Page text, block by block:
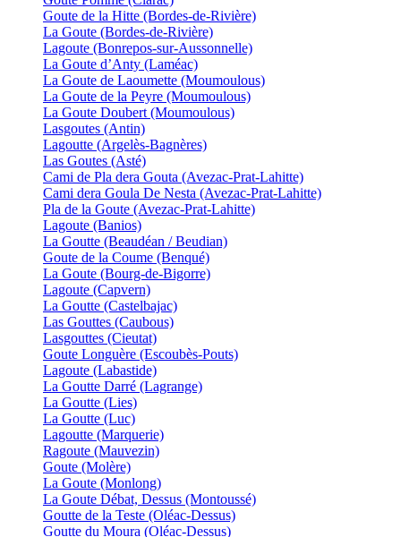
Goute de la Hitte (Bordes-de-Rivière)
La Goute (Bordes-de-Rivière)
Lagoute (Bonrepos-sur-Aussonnelle)
La Goute d’Anty (Laméac)
La Goute de Laoumette (Moumoulous)
La Goute de la Peyre (Moumoulous)
La Goute Doubert (Moumoulous)
Lasgoutes (Antin)
Lagoutte (Argelès-Bagnères)
Las Goutes (Asté)
Cami de Pla dera Gouta (Avezac-Prat-Lahitte)
Cami dera Goula De Nesta (Avezac-Prat-Lahitte)
Pla de la Goute (Avezac-Prat-Lahitte)
Lagoute (Banios)
La Goutte (Beaudéan / Beudian)
Goute de la Coume (Benqué)
La Goute (Bourg-de-Bigorre)
Lagoute (Capvern)
La Goutte (Castelbajac)
Las Gouttes (Caubous)
Lasgouttes (Cieutat)
Goute Longuère (Escoubès-Pouts)
Lagoute (Labastide)
La Goutte Darré (Lagrange)
La Goutte (Lies)
La Goutte (Luc)
Lagoutte (Marquerie)
Ragoute (Mauvezin)
Goute (Molère)
La Goute (Monlong)
La Goute Débat, Dessus (Montoussé)
Goutte de la Teste (Oléac-Dessus)
Goutte du Moura (Oléac-Dessus)